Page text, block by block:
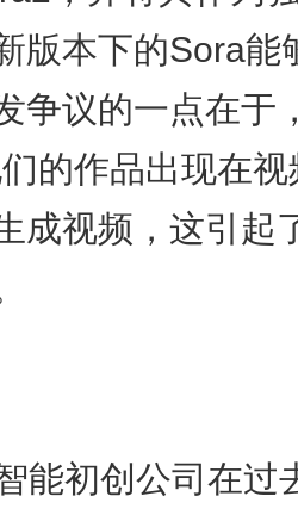
版本下的Sora
争议的一点在于
的作品出现在
成视频，这引起
能初创公司在过